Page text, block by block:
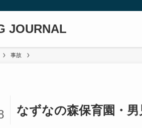
JOURNAL
事故
なずなの森保育園・